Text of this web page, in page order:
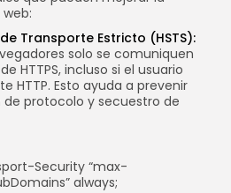
Transporte Estricto (HSTS):
solo se comuniquen
HTTPS, incluso si el usuario
HTTP. Esto ayuda a prevenir
protocolo y secuestro de
Security “max-
always;